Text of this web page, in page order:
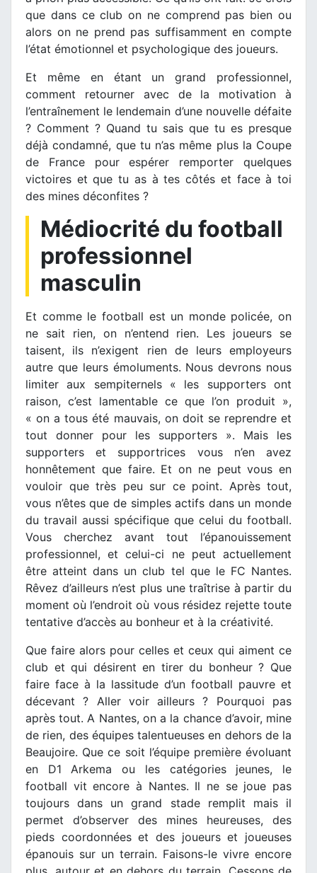
que dans ce club on ne comprend pas bien ou
alors on ne prend pas suffisamment en compte
l’état émotionnel et psychologique des joueurs.
Et même en étant un grand professionnel,
comment retourner avec de la motivation à
l’entraînement le lendemain d’une nouvelle défaite
? Comment ? Quand tu sais que tu es presque
déjà condamné, que tu n’as même plus la Coupe
de France pour espérer remporter quelques
victoires et que tu as à tes côtés et face à toi
des mines déconfites ?
Médiocrité du football
professionnel
masculin
Et comme le football est un monde policée, on
ne sait rien, on n’entend rien. Les joueurs se
taisent, ils n’exigent rien de leurs employeurs
autre que leurs émoluments. Nous devrons nous
limiter aux sempiternels « les supporters ont
raison, c’est lamentable ce que l’on produit »,
« on a tous été mauvais, on doit se reprendre et
tout donner pour les supporters ». Mais les
supporters et supportrices vous n’en avez
honnêtement que faire. Et on ne peut vous en
vouloir que très peu sur ce point. Après tout,
vous n’êtes que de simples actifs dans un monde
du travail aussi spécifique que celui du football.
Vous cherchez avant tout l’épanouissement
professionnel, et celui-ci ne peut actuellement
être atteint dans un club tel que le FC Nantes.
Rêvez d’ailleurs n’est plus une traîtrise à partir du
moment où l’endroit où vous résidez rejette toute
tentative d’accès au bonheur et à la créativité.
Que faire alors pour celles et ceux qui aiment ce
club et qui désirent en tirer du bonheur ? Que
faire face à la lassitude d’un football pauvre et
décevant ? Aller voir ailleurs ? Pourquoi pas
après tout. A Nantes, on a la chance d’avoir, mine
de rien, des équipes talentueuses en dehors de la
Beaujoire. Que ce soit l’équipe première évoluant
en D1 Arkema ou les catégories jeunes, le
football vit encore à Nantes. Il ne se joue pas
toujours dans un grand stade remplit mais il
permet d’observer des mines heureuses, des
pieds coordonnées et des joueurs et joueuses
épanouis sur un terrain. Faisons-le vivre encore